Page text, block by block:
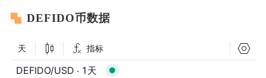
DEFIDO币数据